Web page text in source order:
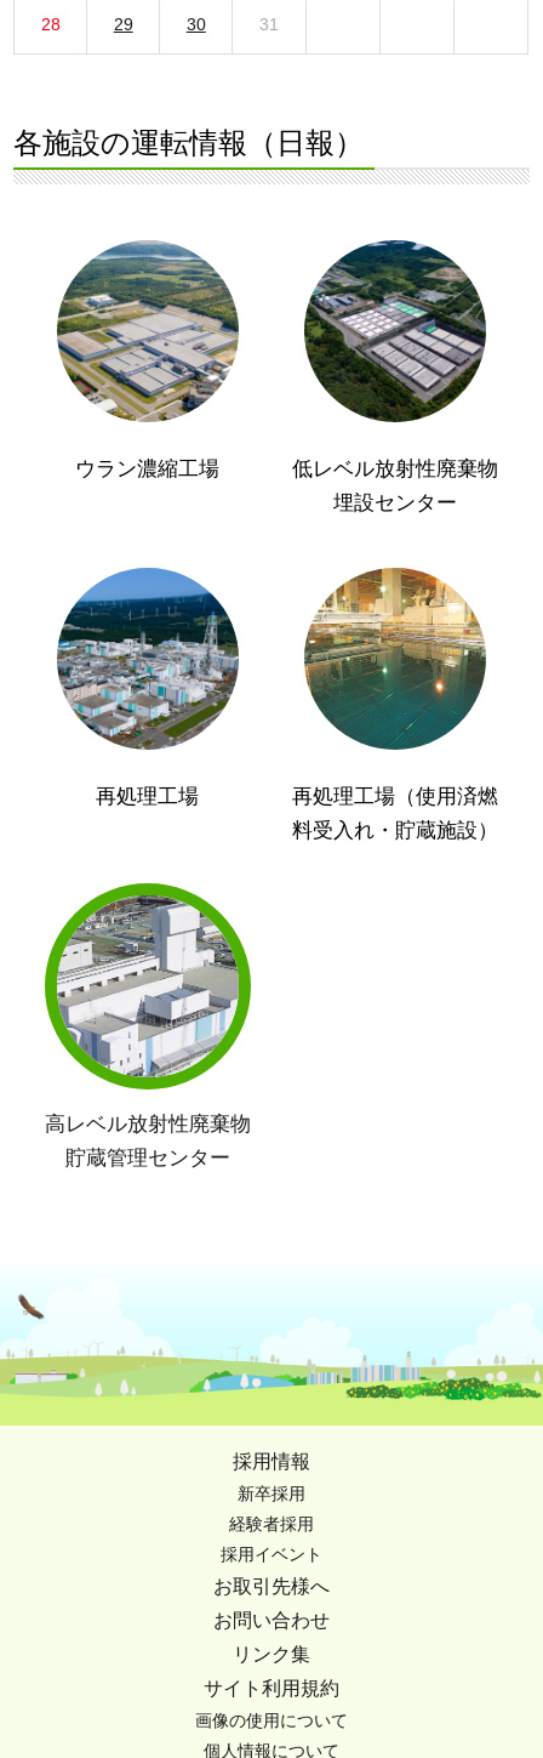
28 29 30 31
各施設の運転情報（日報）
ウラン濃縮工場
低レベル放射性廃棄物
埋設センター
再処理工場
再処理工場（使用済燃
料受入れ・貯蔵施設）
高レベル放射性廃棄物
貯蔵管理センター
採用情報
新卒採用
経験者採用
採用イベント
お取引先様へ
お問い合わせ
リンク集
サイト利用規約
画像の使用について
個人情報について